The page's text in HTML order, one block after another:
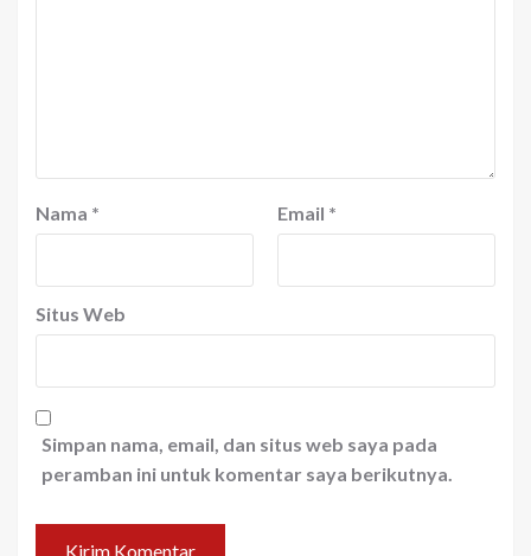
Nama * Email *
Situs Web
Simpan nama, email, dan situs web saya pada
peramban ini untuk komentar saya berikutnya.